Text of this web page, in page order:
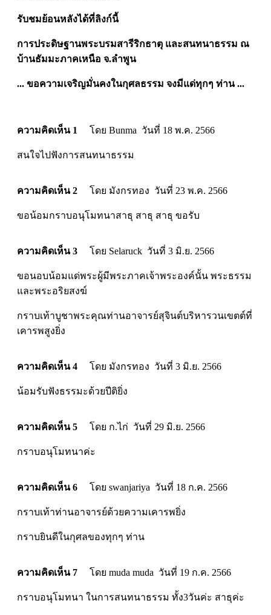
รับชมย้อนหลังได้ที่ลิงก์นี้
การประดิษฐานพระบรมสารีริกธาตุ และสนทนาธรรม ณ
บ้านธัมมะภาคเหนือ จ.ลำพูน
... ขอความเจริญมั่นคงในกุศลธรรม จงมีแด่ทุกๆ ท่าน ...
ความคิดเห็น 1 โดย Bunma วันที่ 18 พ.ค. 2566
สนใจไปฟังการสนทนาธรรม
ความคิดเห็น 2 โดย มังกรทอง วันที่ 23 พ.ค. 2566
ขอน้อมกราบอนุโมทนาสาธุ สาธุ สาธุ ขอรับ
ความคิดเห็น 3 โดย Selaruck วันที่ 3 มิ.ย. 2566
ขอนอบน้อมแด่พระผู้มีพระภาคเจ้าพระองค์นั้น พระธรรม
และพระอริยสงฆ์
กราบเท้าบูชาพระคุณท่านอาจารย์สุจินต์บริหารวนเขตต์ที่
เคารพสูงยิ่ง
ความคิดเห็น 4 โดย มังกรทอง วันที่ 3 มิ.ย. 2566
น้อมรับฟังธรรมะด้วยปีติยิ่ง
ความคิดเห็น 5 โดย ก.ไก่ วันที่ 29 มิ.ย. 2566
กราบอนุโมทนาค่ะ
ความคิดเห็น 6 โดย swanjariya วันที่ 18 ก.ค. 2566
กราบเท้าท่านอาจารย์ด้วยความเคารพยิ่ง
กราบยินดีในกุศลของทุกๆ ท่าน
ความคิดเห็น 7 โดย muda muda วันที่ 19 ก.ค. 2566
กราบอนุโมทนา ในการสนทนาธรรม ทั้ง3วันค่ะ สาธุค่ะ